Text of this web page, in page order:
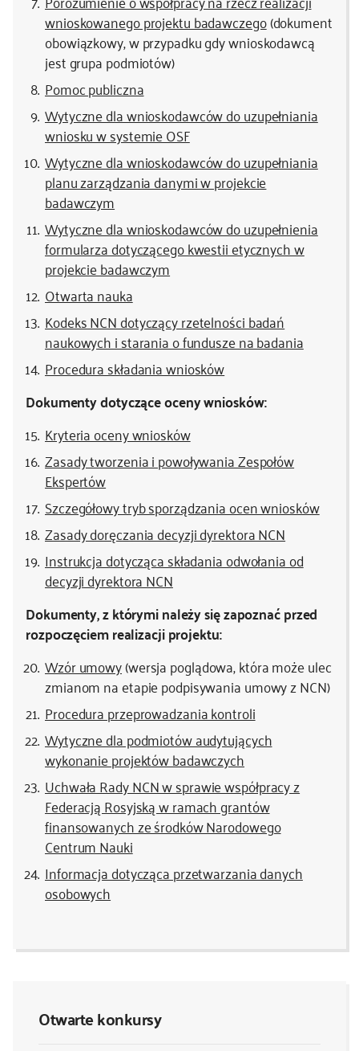
Otwarte konkursy
wnioskowanego projektu badawczego(dokument
obowiązkowy, w przypadku gdy wnioskodawcą
jest grupa podmiotów)
Pomoc publiczna
Wytyczne dla wnioskodawców do uzupełniania
wniosku w systemie OSF
Wytyczne dla wnioskodawców do uzupełniania
planu zarządzania danymi w projekcie
badawczym
Wytyczne dla wnioskodawców do uzupełnienia
formularza dotyczącego kwestii etycznych w
projekcie badawczym
Otwarta nauka
Kodeks NCN dotyczący rzetelności badań
naukowych i starania o fundusze na badania
Procedura składania wniosków
Dokumenty dotyczące oceny wniosków:
Kryteria oceny wniosków
Zasady tworzenia i powoływania Zespołów
Ekspertów
Szczegółowy tryb sporządzania ocen wniosków
Zasady doręczania decyzji dyrektora NCN
Instrukcja dotycząca składania odwołania od
decyzji dyrektora NCN
Dokumenty, z którymi należy się zapoznać przed
rozpoczęciem realizacji projektu:
Wzór umowy(wersja poglądowa, która może ulec
zmianom na etapie podpisywania umowy z NCN)
Procedura przeprowadzania kontroli
Wytyczne dla podmiotów audytujących
wykonanie projektów badawczych
Uchwała Rady NCN w sprawie współpracy z
Federacją Rosyjską w ramach grantów
finansowanych ze środków Narodowego
Centrum Nauki
Informacja dotycząca przetwarzania danych
osobowych